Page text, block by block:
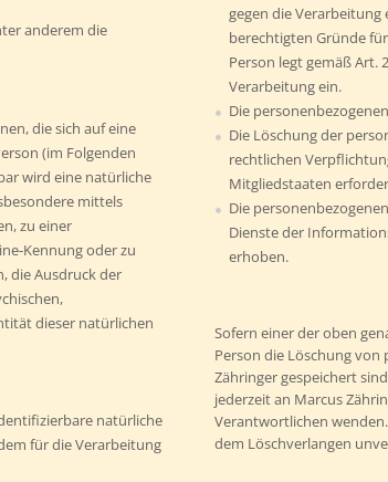
anderem die
die sich auf eine
(im Folgenden
wird eine natürliche
mittels
zu einer
Kennung oder zu
die Ausdruck der
dieser natürlichen
natürliche
für die Verarbeitung
gegen die Verarbeitung
berechtigten Gründe
Person legt gemäß Art.
Verarbeitung ein.
Die
Die Löschung der
rechtlichen
Mitgliedstaaten
Die
Dienste der
erhoben.
Sofern einer der oben
Person die Löschung von
Zähringer gespeichert
jederzeit an Marcus
Verantwortlichen
dem Löschverlangen